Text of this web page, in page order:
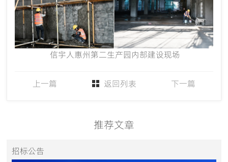
信宇人惠州第二生产园内部建设现场
上一篇 返回列表 下一篇
推荐文章
招标公告